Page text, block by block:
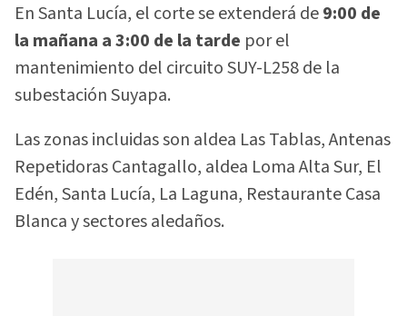
En Santa Lucía, el corte se extenderá de9:00 de
la mañana a 3:00 de la tarde por el
mantenimiento del circuito SUY-L258 de la
subestación Suyapa.
Las zonas incluidas son aldea Las Tablas, Antenas
Repetidoras Cantagallo, aldea Loma Alta Sur, El
Edén, Santa Lucía, La Laguna, Restaurante Casa
Blanca y sectores aledaños.